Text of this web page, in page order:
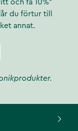
och få 10%*
du förtur till
annat.